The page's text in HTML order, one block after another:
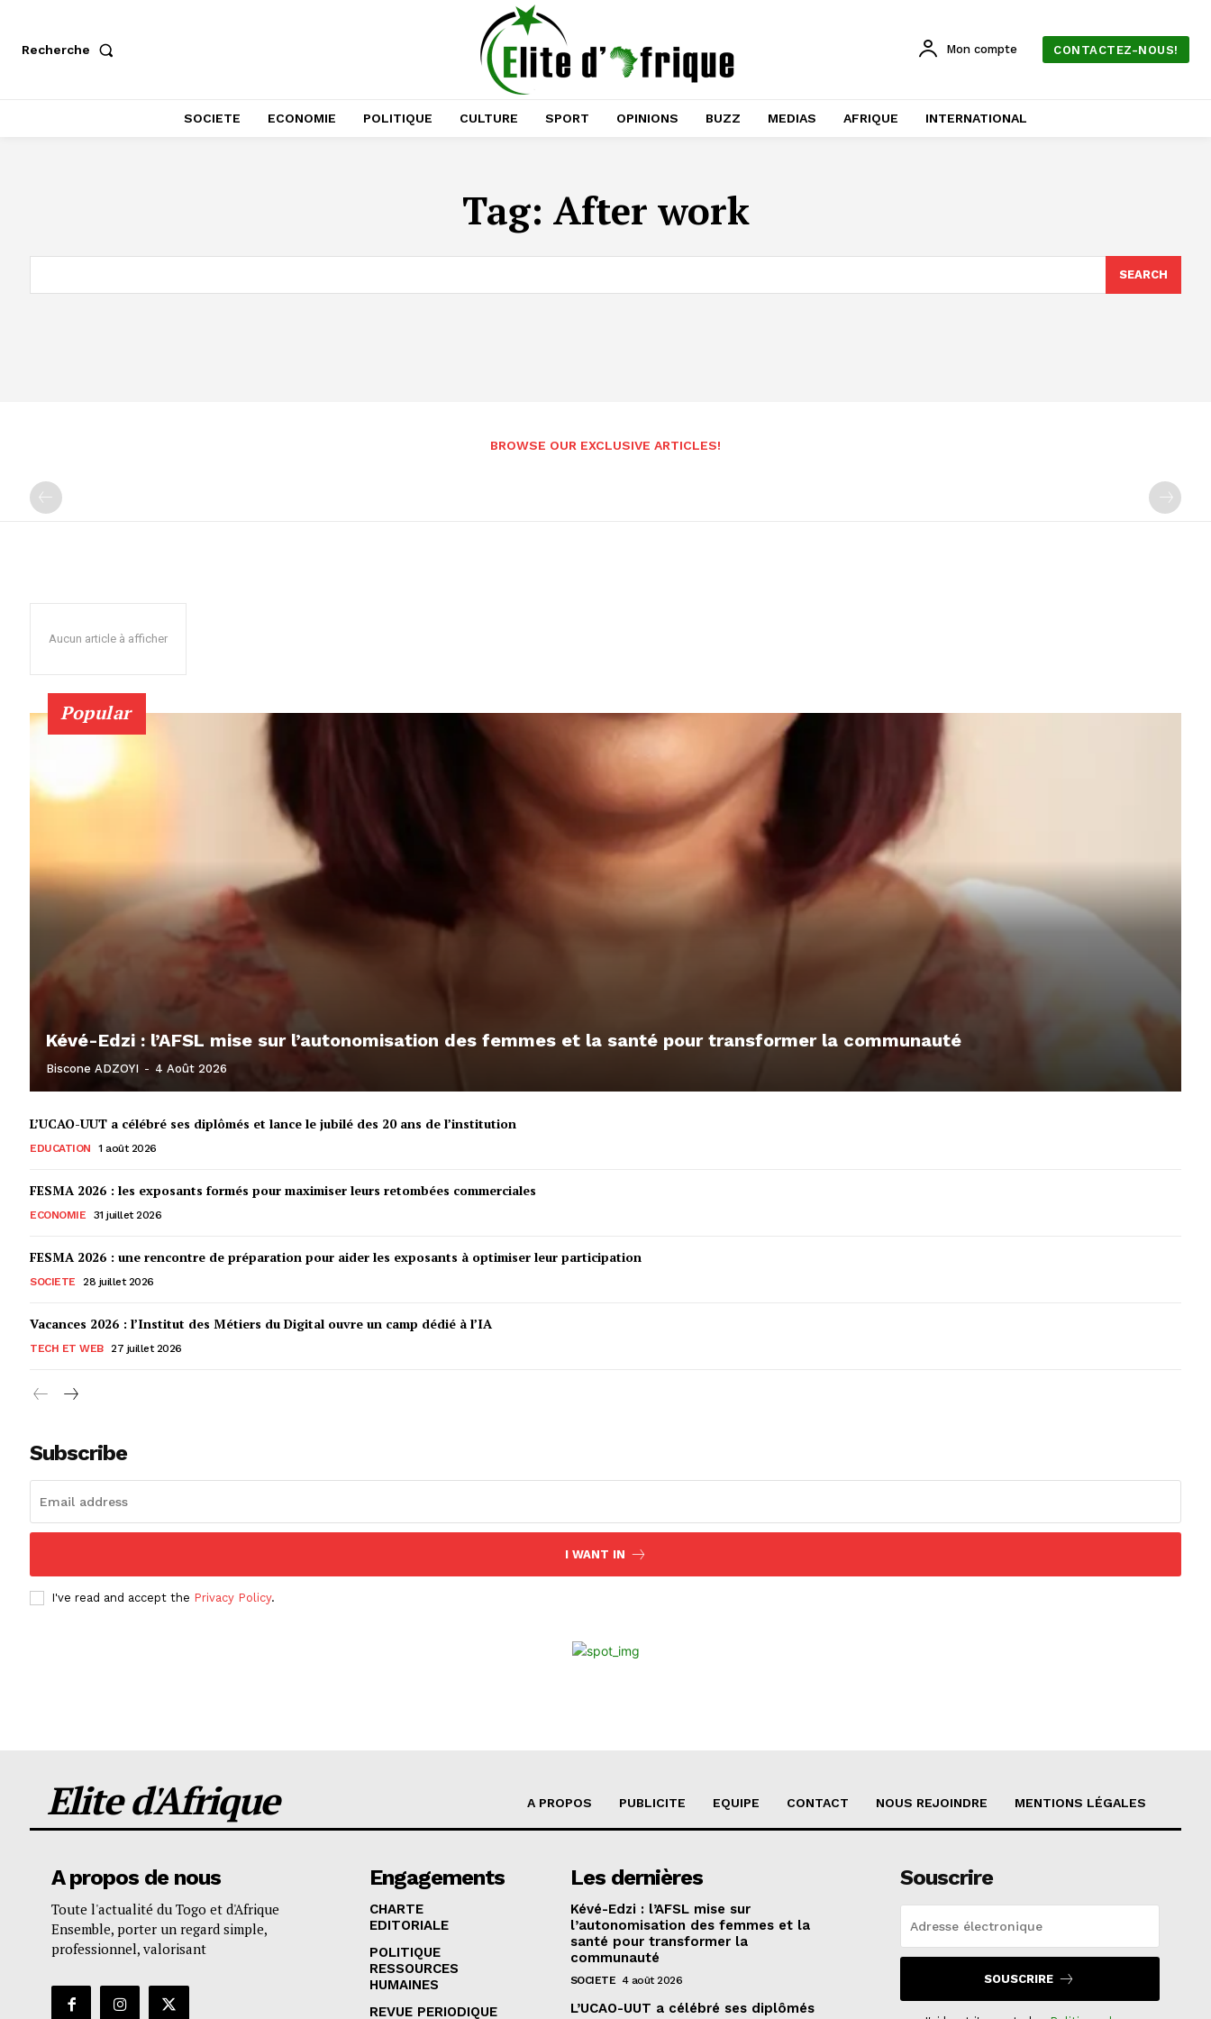
Recherche Mon compte CONTACTEZ-NOUS!
SOCIETE ECONOMIE POLITIQUE CULTURE SPORT OPINIONS BUZZ MEDIAS AFRIQUE INTERNATIONAL
Tag: After work
SEARCH
BROWSE OUR EXCLUSIVE ARTICLES!
Aucun article à afficher
Popular
Kévé-Edzi : l’AFSL mise sur l’autonomisation des femmes et la santé pour transformer la communauté
Biscone ADZOYI - 4 Août 2026
L’UCAO-UUT a célébré ses diplômés et lance le jubilé des 20 ans de l’institution
EDUCATION 1 août 2026
FESMA 2026 : les exposants formés pour maximiser leurs retombées commerciales
ECONOMIE 31 juillet 2026
FESMA 2026 : une rencontre de préparation pour aider les exposants à optimiser leur participation
SOCIETE 28 juillet 2026
Vacances 2026 : l’Institut des Métiers du Digital ouvre un camp dédié à l’IA
TECH ET WEB 27 juillet 2026
Subscribe
I WANT IN
I've read and accept the Privacy Policy.
Elite d'Afrique A PROPOS PUBLICITE EQUIPE CONTACT NOUS REJOINDRE MENTIONS LÉGALES
A propos de nous
Toute l'actualité du Togo et d'Afrique
Ensemble, porter un regard simple,
professionnel, valorisant
Engagements
CHARTE
EDITORIALE
POLITIQUE
RESSOURCES
HUMAINES
REVUE PERIODIQUE
Les dernières
Kévé-Edzi : l’AFSL mise sur
l’autonomisation des femmes et la
santé pour transformer la
communauté
SOCIETE 4 août 2026
L’UCAO-UUT a célébré ses diplômés
Souscrire
SOUSCRIRE